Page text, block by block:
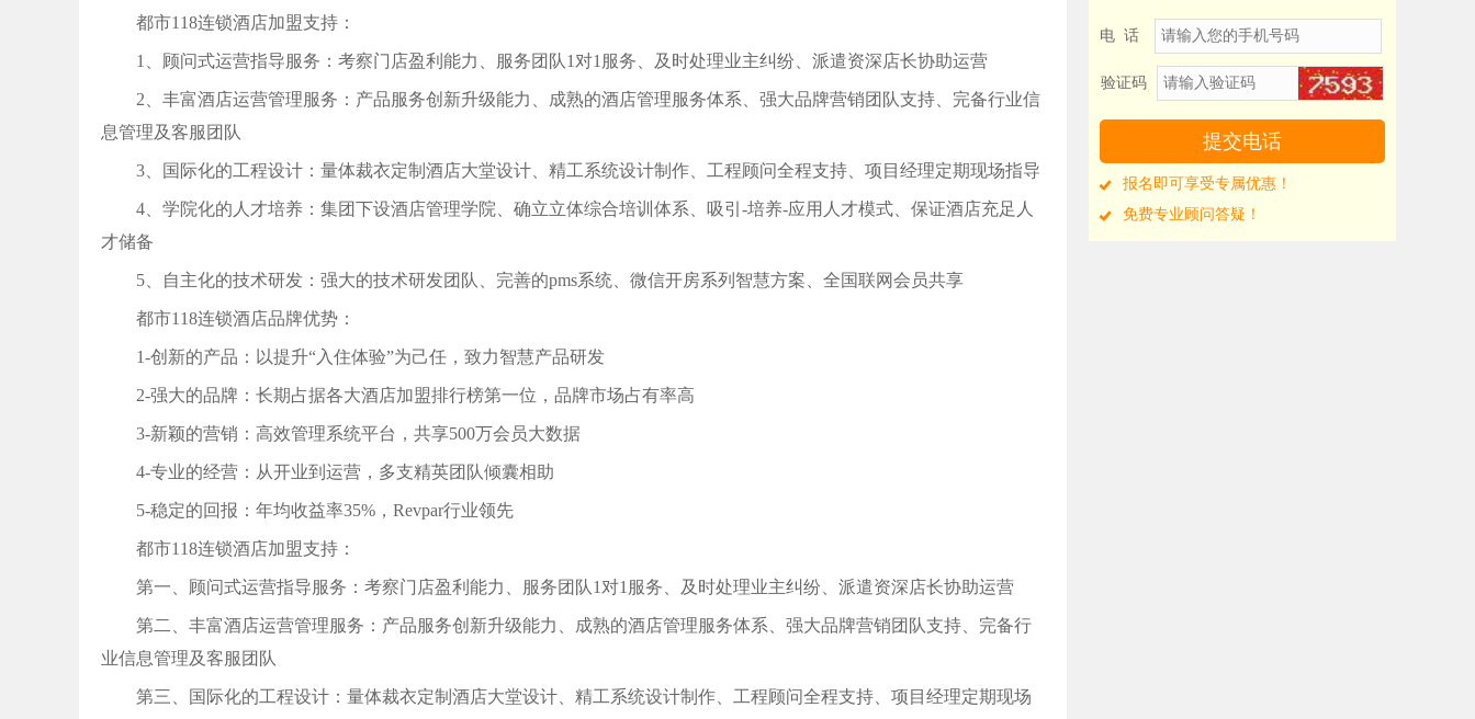
都市118连锁酒店加盟支持：
1、顾问式运营指导服务：考察门店盈利能力、服务团队1对1服务、及时处理业主纠纷、派遣资深店长协助运营
2、丰富酒店运营管理服务：产品服务创新升级能力、成熟的酒店管理服务体系、强大品牌营销团队支持、完备行业信
息管理及客服团队
3、国际化的工程设计：量体裁衣定制酒店大堂设计、精工系统设计制作、工程顾问全程支持、项目经理定期现场指导
4、学院化的人才培养：集团下设酒店管理学院、确立立体综合培训体系、吸引-培养-应用人才模式、保证酒店充足人
才储备
5、自主化的技术研发：强大的技术研发团队、完善的pms系统、微信开房系列智慧方案、全国联网会员共享
都市118连锁酒店品牌优势：
1-创新的产品：以提升“入住体验”为己任，致力智慧产品研发
2-强大的品牌：长期占据各大酒店加盟排行榜第一位，品牌市场占有率高
3-新颖的营销：高效管理系统平台，共享500万会员大数据
4-专业的经营：从开业到运营，多支精英团队倾囊相助
5-稳定的回报：年均收益率35%，Revpar行业领先
都市118连锁酒店加盟支持：
第一、顾问式运营指导服务：考察门店盈利能力、服务团队1对1服务、及时处理业主纠纷、派遣资深店长协助运营
第二、丰富酒店运营管理服务：产品服务创新升级能力、成熟的酒店管理服务体系、强大品牌营销团队支持、完备行
业信息管理及客服团队
第三、国际化的工程设计：量体裁衣定制酒店大堂设计、精工系统设计制作、工程顾问全程支持、项目经理定期现场
电 话
验证码
报名即可享受专属优惠！
免费专业顾问答疑！